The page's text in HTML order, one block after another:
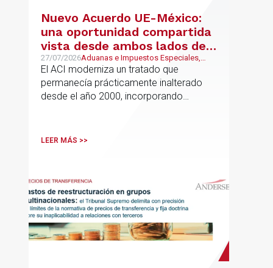
Nuevo Acuerdo UE-México:
una oportunidad compartida
vista desde ambos lados del
Atlántico
27/07/2026Aduanas e Impuestos Especiales,
Mexican Desk
El ACI moderniza un tratado que
permanecía prácticamente inalterado
desde el año 2000, incorporando
LEER MÁS >>